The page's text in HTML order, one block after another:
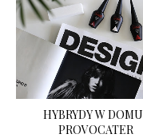
HYBRYDY W DOMU |
PROVOCATER